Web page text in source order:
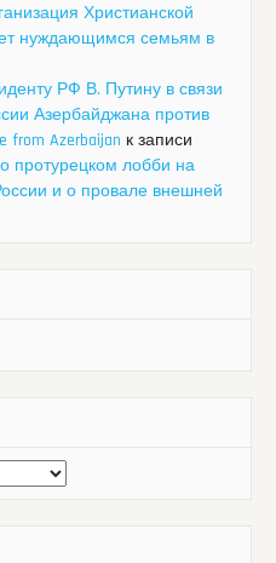
Христианской
нуждающимся семьям в
РФ В. Путину в связи
Азербайджана против
from Azerbaijan к записи
протурецком лобби на
и о провале внешней